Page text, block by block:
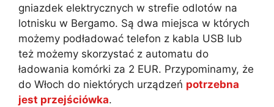
gniazdek elektrycznych w strefie odlotów na
lotnisku w Bergamo. Są dwa miejsca w których
możemy podładować telefon z kabla USB lub
też możemy skorzystać z automatu do
ładowania komórki za 2 EUR. Przypominamy, że
do Włoch do niektórych urządzeń potrzebna
jest przejściówka.